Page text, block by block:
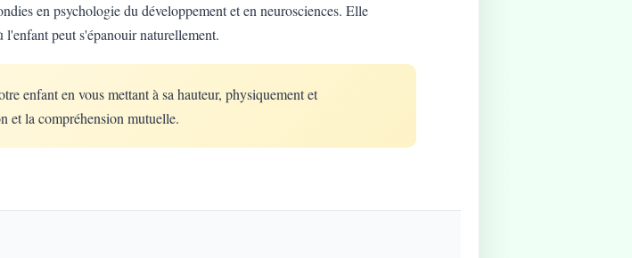
en psychologie du développement et en neurosciences. Elle
peut s'épanouir naturellement.
enfant en vous mettant à sa hauteur, physiquement et
et la compréhension mutuelle.